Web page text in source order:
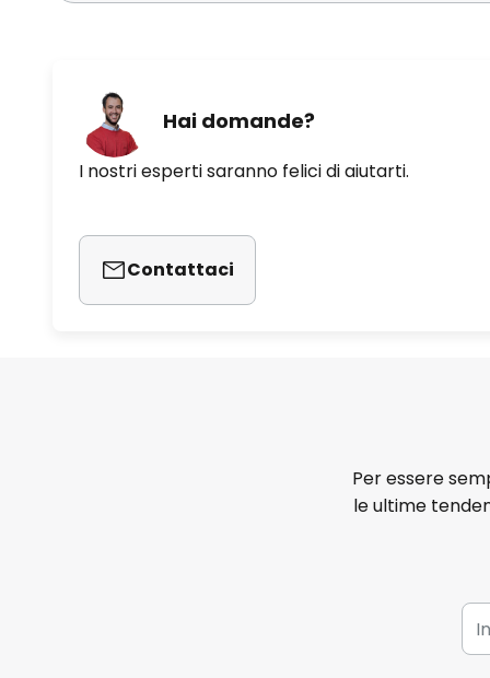
Hai domande?
I nostri esperti saranno felici di aiutarti.
Contattaci
Per essere
le ultime